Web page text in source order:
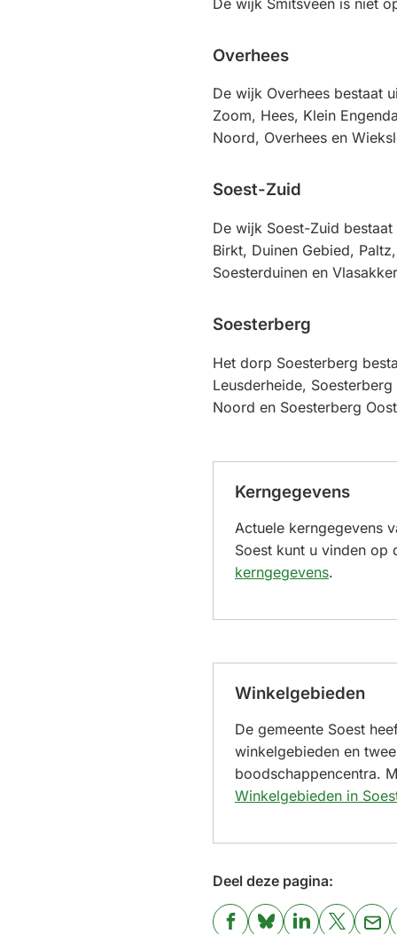
Overhees
De wijk Overhees bestaat
Zoom, Hees, Klein
Noord, Overhees en
Soest-Zuid
De wijk Soest-Zuid
Birkt, Duinen Gebied,
Soesterduinen en
Soesterberg
Het dorp Soesterberg
Leusderheide,
Noord en Soesterberg
Kerngegevens
Actuele kerngegevens
Soest kunt u vinden op
kerngegevens.
Winkelgebieden
De gemeente Soest
winkelgebieden en twee
boodschappencentra.
Winkelgebieden in
Deel deze pagina: